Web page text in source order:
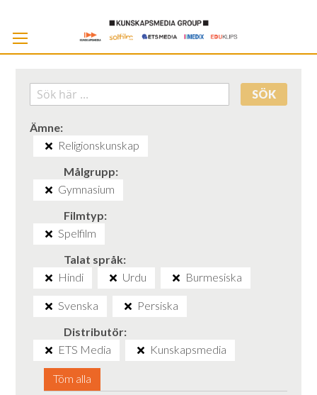
SÖK
Ämne
Religionskunskap
Målgrupp
Gymnasium
Filmtyp
Spelfilm
Talat språk
Hindi
Urdu Burmesiska
Svenska
Persiska
Distributör
ETS Media
Kunskapsmedia
Töm alla